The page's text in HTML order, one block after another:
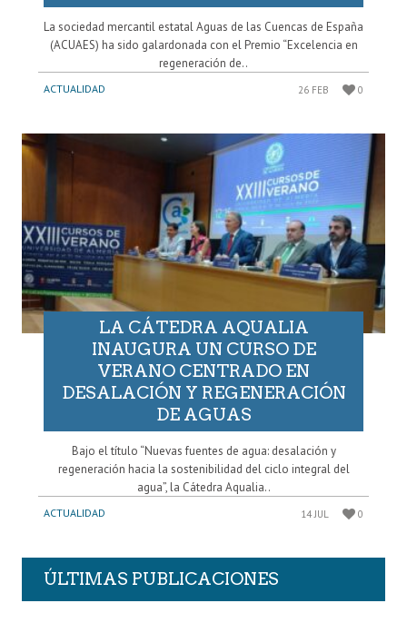
La sociedad mercantil estatal Aguas de las Cuencas de España
(ACUAES) ha sido galardonada con el Premio “Excelencia en
regeneración de..
ACTUALIDAD 26 FEB 0
LA CÁTEDRA AQUALIA
INAUGURA UN CURSO DE
VERANO CENTRADO EN
DESALACIÓN Y REGENERACIÓN
DE AGUAS
Bajo el título “Nuevas fuentes de agua: desalación y
regeneración hacia la sostenibilidad del ciclo integral del
agua”, la Cátedra Aqualia..
ACTUALIDAD 14 JUL 0
ÚLTIMAS PUBLICACIONES